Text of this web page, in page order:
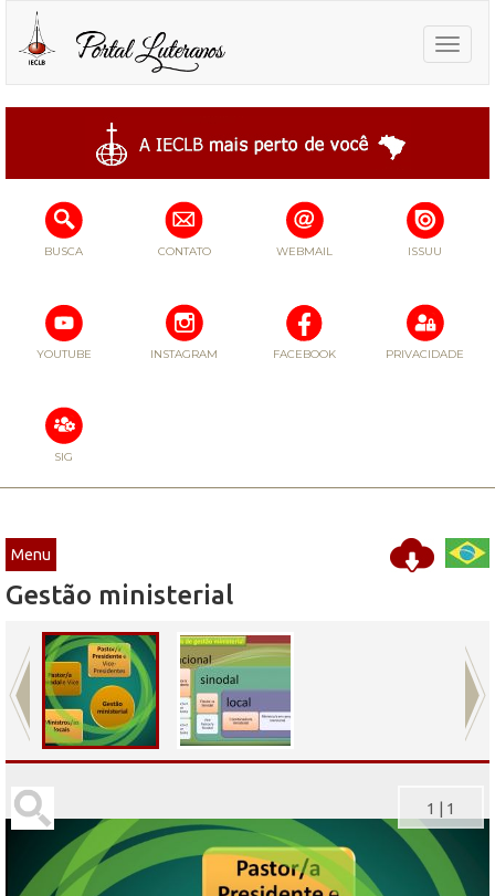
Toggle
BUSCA CONTATO WEBMAIL ISSUU
YOUTUBE INSTAGRAM FACEBOOK PRIVACIDADE
SIG
Menu
Gestão ministerial
1 1